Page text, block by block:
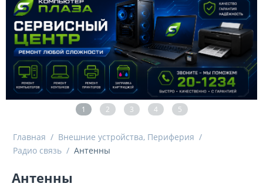
1 2 3 4 5
Главная / Внешние устройства, Периферия /
Радио связь / Антенны
Антенны